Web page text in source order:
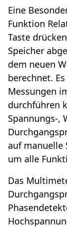
Eine
Funktion
Taste
Speicher
dem neuen
berechnet.
Messungen
durchführen
Spannungs-,
auf manuelle
um alle
Das